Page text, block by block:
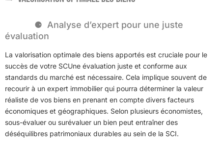
Analyse d’expert pour une juste
évaluation
La valorisation optimale des biens apportés est cruciale pour le
succès de votre SCUne évaluation juste et conforme aux
standards du marché est nécessaire. Cela implique souvent de
recourir à un expert immobilier qui pourra déterminer la valeur
réaliste de vos biens en prenant en compte divers facteurs
économiques et géographiques. Selon plusieurs économistes,
sous-évaluer ou surévaluer un bien peut entraîner des
déséquilibres patrimoniaux durables au sein de la SCI.